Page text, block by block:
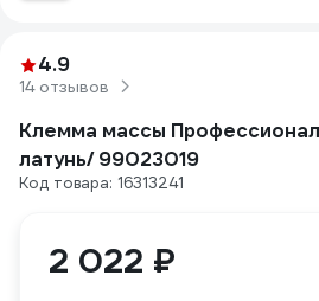
4.9
14 отзывов
Клемма массы
латунь/ 99023019
Код товара: 16313241
2 022 ₽